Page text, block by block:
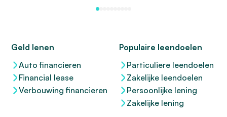
Geld lenen
Auto financieren
Financial lease
Verbouwing financieren
Populaire leendoelen
Particuliere leendoelen
Zakelijke leendoelen
Persoonlijke lening
Zakelijke lening